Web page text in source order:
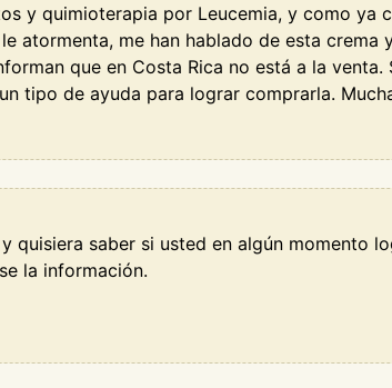
y quimioterapia por Leucemia, y como ya
atormenta, me han hablado de esta crema
que en Costa Rica no está a la
tipo de ayuda para lograr comprarla.
quisiera saber si usted en algún momento
la información.